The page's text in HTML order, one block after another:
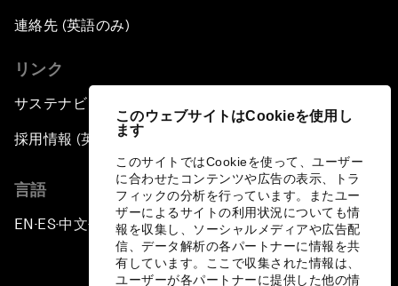
このウェブサイトはCookieを使用し
ます
このサイトではCookieを使って、ユーザー
に合わせたコンテンツや広告の表示、トラ
フィックの分析を行っています。またユー
ザーによるサイトの利用状況についても情
報を収集し、ソーシャルメディアや広告配
信、データ解析の各パートナーに情報を共
有しています。ここで収集された情報は、
ユーザーが各パートナーに提供した他の情
連絡先 (英語のみ)
リンク
サステナビリティへの取り組み
採用情報 (英語のみ)
言語
EN ▪ ES▪中文▪ 日本語